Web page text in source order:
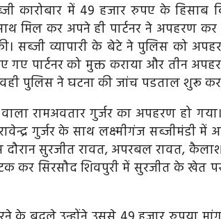
में 49 हजार रुपए के हिसाब
मिल कर अपने ही पार्टनर ने अपहरण कर
सब्जी व्यापारी के बेटे ने पुलिस को
पार्टनर को मुक्त कराया और तीन
पुलिस ने घटना की जांच पडताल शुरू कर
रामअवतार गुर्जर का अपहरण हो
गुर्जर के साथ लक्ष्मीगंज सब्जीमंडी
दौरान सुरजीत रावत, अपरबल रावत,
कर सिरसौद शिवपुरी में सुरजीत के खेत